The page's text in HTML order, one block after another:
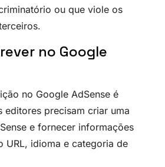
ou que viole os
no Google
no Google AdSense é
editores precisam criar uma
e fornecer informações
URL, idioma e categoria de